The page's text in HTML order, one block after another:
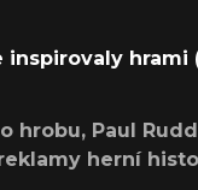
inspirovaly hrami
hrobu, Paul
herní